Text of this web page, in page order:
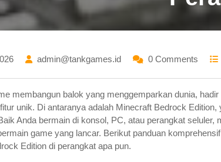
admin@tankgames.id 0 Comments
membangun balok yang menggemparkan dunia,
unik. Di antaranya adalah Minecraft Bedrock
Anda bermain di konsol, PC, atau perangkat
game yang lancar. Berikut panduan
Edition di perangkat apa pun.